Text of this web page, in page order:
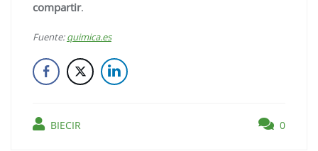
compartir.
Fuente:quimica.es
BIECIR 0